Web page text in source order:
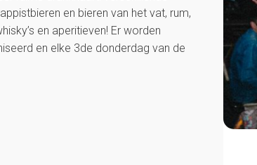
en bieren van het vat, rum,
en aperitieven! Er worden
en elke 3de donderdag van de